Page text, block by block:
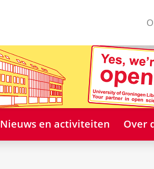
Nieuws en activiteiten Over